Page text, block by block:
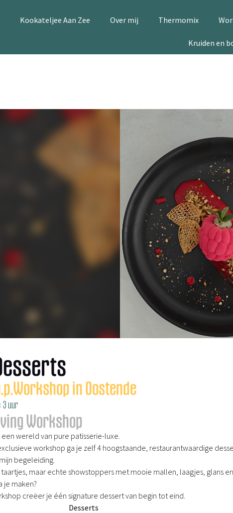
Kookateljee Aan Zee Over mij Thermomix
Kruiden en
Workshop in Oostende
3 uur
Workshop
wereld van pure patisserie-luxe.
workshop ga je zelf4 hoogstaande, restaurantwaardige
begeleiding.
maar echte showstoppers met mooie mallen, laagjes, glans
je maken?
creëer je één signature dessert van begin tot eind.